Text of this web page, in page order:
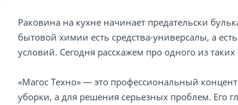
Раковина на кухне начинает предательски
бытовой химии есть средства-универсалы, а
условий. Сегодня расскажем про одного из
«Магос Техно» — это профессиональный
уборки, а для решения серьезных проблем. Его